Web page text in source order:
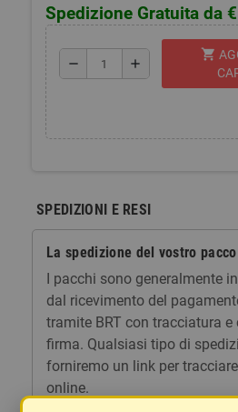
Spedizione Gratuita da
remove add
shopping_cart
SPEDIZIONI E RESI
La spedizione del vostro pacco
I pacchi sono generalmente
dal ricevimento del
tramite BRT con tracciatura e
firma. Qualsiasi tipo di
forniremo un link per
online.